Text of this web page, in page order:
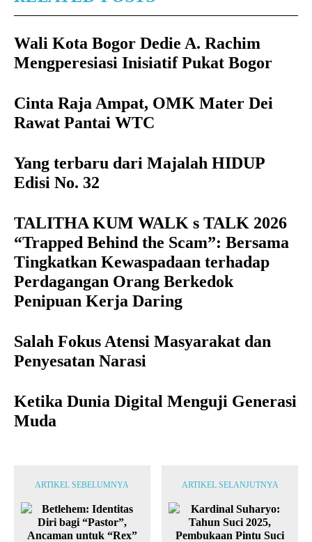
Wali Kota Bogor Dedie A. Rachim
Mengperesiasi Inisiatif Pukat Bogor
Cinta Raja Ampat, OMK Mater Dei
Rawat Pantai WTC
Yang terbaru dari Majalah HIDUP
Edisi No. 32
TALITHA KUM WALK s TALK 2026
“Trapped Behind the Scam”: Bersama
Tingkatkan Kewaspadaan terhadap
Perdagangan Orang Berkedok
Penipuan Kerja Daring
Salah Fokus Atensi Masyarakat dan
Penyesatan Narasi
Ketika Dunia Digital Menguji Generasi
Muda
ARTIKEL SEBELUMNYA ARTIKEL SELANJUTNYA